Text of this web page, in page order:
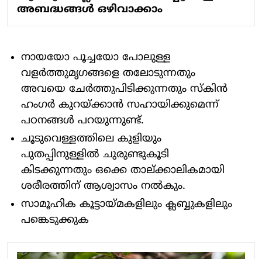
അബദ്ധങ്ങൾ ഒഴിവാക്കാം
നായയോ പൂച്ചയോ പോലുള്ള
വളർത്തുമൃഗങ്ങളെ തലോടുന്നതും
അവയെ ചേർത്തുപിടിക്കുന്നതും സ്കിൻ
ഹംഗർ കുറയ്ക്കാൻ സഹായിക്കുമെന്ന്
പഠനങ്ങൾ പറയുന്നുണ്ട്.
ചൂടുവെള്ളത്തിലെ കുളിയും
പുതപ്പിനുള്ളിൽ ചുരുണ്ടുകൂടി
കിടക്കുന്നതും ഒക്കെ താല്ക്കാലികമായി
ശരീരത്തിന് ആശ്വാസം നൽകും.
സാമൂഹിക കൂട്ടായ്മകളിലും ക്ലബ്ബുകളിലും
പങ്കെടുക്കുക